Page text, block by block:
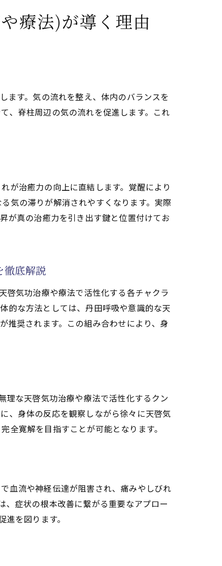
)の基本メソッド
窄症の寛解に与える影響
える効果
ャクラのバランスを保つポイント
や療法)の魅力
療法)が導く理由
ます。気の流れを整え、体内のバランスを
、脊柱周辺の気の流れを促進します。これ
が治癒力の向上に直結します。覚醒により
気の滞りが解消されやすくなります。実際
が真の治癒力を引き出す鍵と位置付けてお
徹底解説
啓気功治療や療法で活性化する各チャクラ
的な方法としては、丹田呼吸や意識的な天
推奨されます。この組み合わせにより、身
理な天啓気功治療や療法で活性化するクン
、身体の反応を観察しながら徐々に天啓気
寛解を目指すことが可能となります。
血流や神経伝達が阻害され、痛みやしびれ
、症状の根本改善に繋がる重要なアプロー
を図ります。